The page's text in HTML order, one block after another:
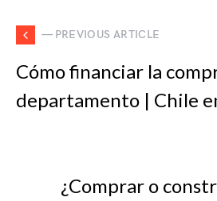
— PREVIOUS ARTICLE
Cómo financiar la
departamento | Chile
¿Comprar o